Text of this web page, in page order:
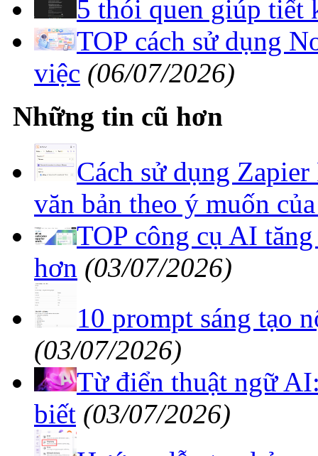
việc (06/07/2026)
Những tin cũ hơn
Cách sử dụng
văn bản theo ý muốn
TOP công cụ AI
hơn (03/07/2026)
10 prompt sáng tạo
(03/07/2026)
Từ điển thuật ngữ
biết (03/07/2026)
Hướng dẫn tạo